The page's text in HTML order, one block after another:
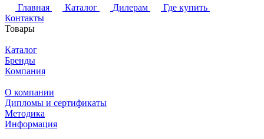
Главная
Каталог Дилерам
Где купить
Контакты
Товары
Каталог
Бренды
Компания
О компании
Дипломы и сертификаты
Методика
Информация